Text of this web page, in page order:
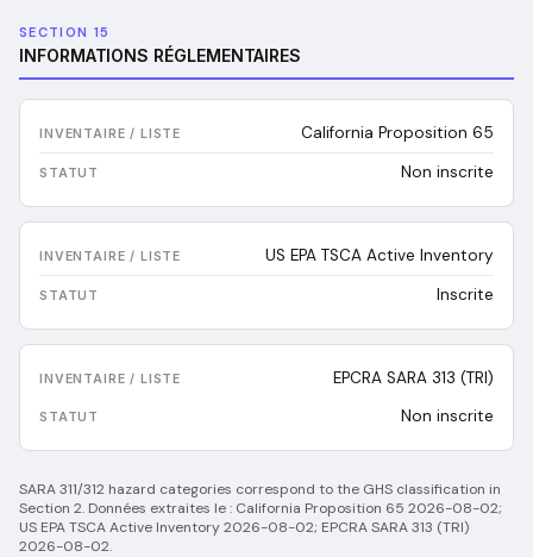
SECTION 15
INFORMATIONS RÉGLEMENTAIRES
California Proposition 65
Non inscrite
US EPA TSCA Active Inventory
Inscrite
EPCRA SARA 313 (TRI)
Non inscrite
SARA 311/312 hazard categories correspond to the GHS classification in
Section 2. Données extraites le : California Proposition 65 2026-08-02;
US EPA TSCA Active Inventory 2026-08-02; EPCRA SARA 313 (TRI)
2026-08-02.